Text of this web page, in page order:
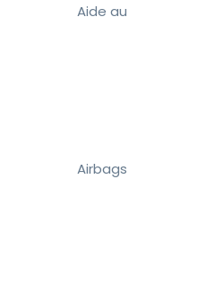
Aide au
Airbags